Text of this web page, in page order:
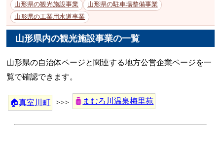
山形県の観光施設事業
山形県の駐車場整備事業
山形県の工業用水道事業
山形県内の観光施設事業の一覧
山形県の自治体ページと関連する地方公営企業ページを一
覧で確認できます。
🏠真室川町 >>> まむろ川温泉梅里苑